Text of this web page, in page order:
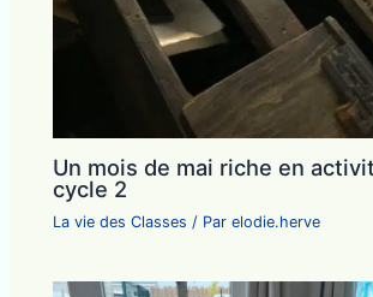
Un mois de mai riche en
cycle 2
La vie des Classes / Parelodie.herve